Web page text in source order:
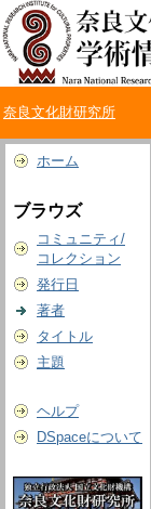
奈良文化財研究所
ホーム
ブラウズ
コミュニティ/
コレクション
発行日
著者
タイトル
主題
ヘルプ
DSpaceについて